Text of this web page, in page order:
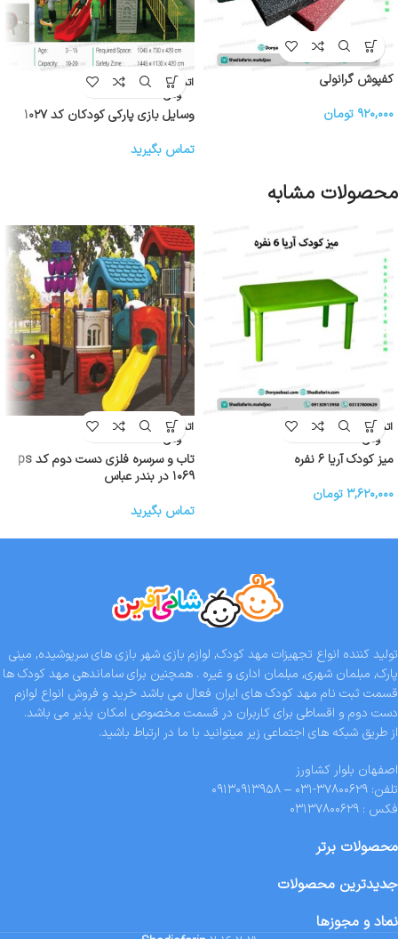
کفپوش گرانولی
۹۲۰,۰۰۰ تومان
اتمام موج
ودی
وسایل بازی پارکی کودکان کد ۱۰۲۷
تماس بگیرید
محصولات مشابه
اتمام موج
ودی
میز کودک آریا ۶ نفره
۳,۶۲۰,۰۰۰ تومان
اتمام موج
ودی
تاب و سرسره فلزی دست دوم کد ps
۱۰۶۹ در بندر عباس
تماس بگیرید
تولید کننده انواع تجهیزات مهد کودک, لوازم بازی شهر بازی های سرپوشیده, مینی
پارک, مبلمان شهری, مبلمان اداری و غیره . همچنین برای ساماندهی مهد کودک ها
قسمت ثبت نام مهد کودک های ایران فعال می باشد خرید و فروش انواع لوازم
دست دوم و اقساطی برای کاربران در قسمت مخصوص امکان پذیر می باشد.
از طریق شبکه های اجتماعی زیر میتوانید با ما در ارتباط باشید.
اصفهان بلوار کشاورز
تلفن: ۳۷۸۰۰۶۲۹-۰۳۱ – ۰۹۱۳۰۹۱۳۹۵۸
فکس : ۰۳۱۳۷۸۰۰۶۲۹
محصولات برتر
جدیدترین محصولات
نماد و مجوزها